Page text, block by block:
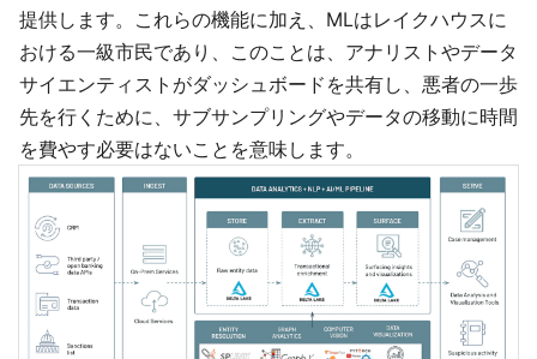
提供します。これらの機能に加え、MLはレイクハウスに
おける一級市民であり、このことは、アナリストやデータ
サイエンティストがダッシュボードを共有し、悪者の一歩
先を行くために、サブサンプリングやデータの移動に時間
を費やす必要はないことを意味します。